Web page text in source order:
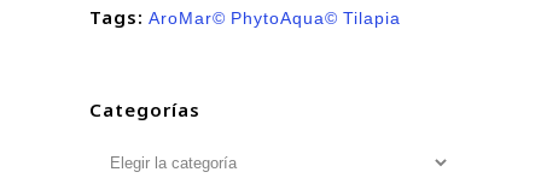
Tags: AroMar© PhytoAqua© Tilapia
Categorías
Categorías